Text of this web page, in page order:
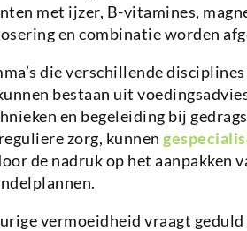
met ijzer, B-vitamines,
en combinatie worden
die verschillende
bestaan uit
en begeleiding bij
zorg, kunnen
de nadruk op het aanpakken
vermoeidheid vraagt